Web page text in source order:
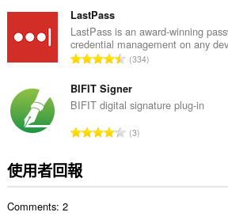
總
次
數
LastPass
LastPass is an award-winning
credential management on any
評
的
總
數
334
BIFIT Signer
BIFIT digital signature plug-in
評
3
使用者回報
Comments: 2